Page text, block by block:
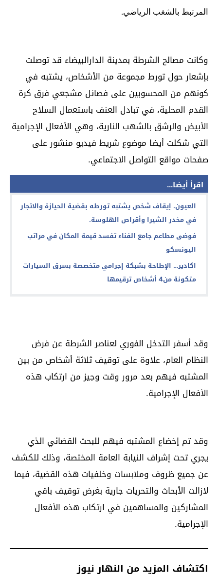
المرتبط بالشغب الرياضي.
وكانت مصالح الشرطة بمدينة الدارالبيضاء قد توصلت
بإشعار حول تورط مجموعة من الأشخاص، يشتبه في
كونهم من المحسوبين على فصائل مشجعي فرق كرة
القدم المحلية، في تبادل العنف باستعمال السلاح
الأبيض والرشق بالشهب النارية، وهي الأفعال الإجرامية
التي شكلت أيضا موضوع شريط فيديو منشور على
صفحات مواقع التواصل الاجتماعي.
اقرأ أيضا...
العيون. إيقاف شخص يشتبه تورطه بقضية الحيازة والاتجار
في مخدر الشيرا وأقراص الهلوسة.
فوضى مطاعم جامع الفناء تفسد قيمة المكان في مراتب
اليونسكو
اكادير… الإطاحة بشبكة إجرامي متخصصة بسرق السيارات
متكونة من4 أشخاص ترقيمها
وقد أسفر التدخل الفوري لعناصر الشرطة عن فرض
النظام العام، علاوة على توقيف ثلاثة أشخاص من بين
المشتبه فيهم بعد مرور وقت وجيز من ارتكاب هذه
الأفعال الإجرامية.
وقد تم إخضاع المشتبه فيهم للبحث القضائي الذي
يجري تحت إشراف النيابة العامة المختصة، وذلك للكشف
عن جميع ظروف وملابسات وخلفيات هذه القضية، فيما
لازالت الأبحاث والتحريات جارية بغرض توقيف باقي
المشاركين والمساهمين في ارتكاب هذه الأفعال
الإجرامية.
اكتشاف المزيد من النهار نيوز